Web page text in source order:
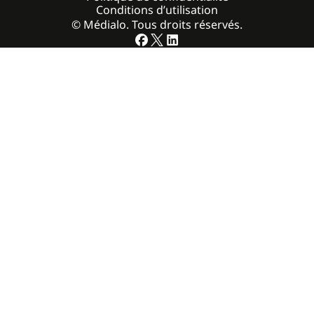
© Médialo. Tous droits réservés.
Conditions d’utilisation